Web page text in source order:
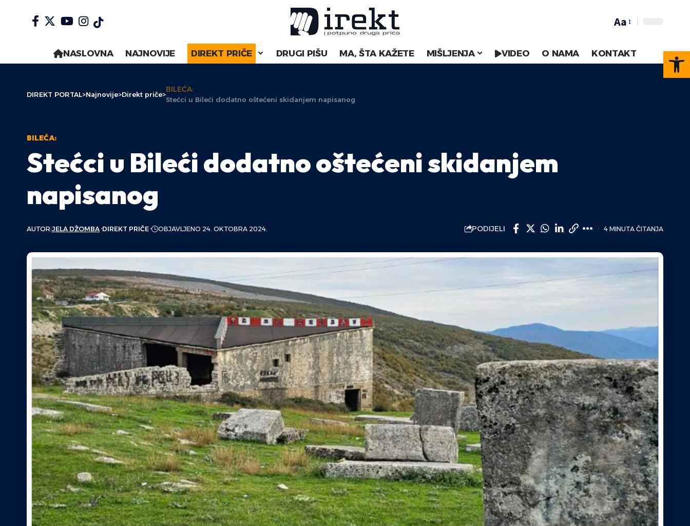
Aa
NASLOVNA NAJNOVIJE DIREKT PRIČE DRUGI PIŠU MA, ŠTA KAŽETE MIŠLJENJA VIDEO O NAMA KONTAKT
DIREKT PORTAL>Najnovije>Direkt priče>
BILEĆA:
Stećci u Bileći dodatno oštećeni skidanjem napisanog
BILEĆA:
Stećci u Bileći dodatno oštećeni skidanjem
napisanog
AUTOR:JELA DŽOMBA DIREKT PRIČE OBJAVLJENO 24. OKTOBRA 2024. PODIJELI 4 MINUTA ČITANJA